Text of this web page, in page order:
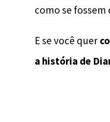
como se fossem
E se você quer
a história de